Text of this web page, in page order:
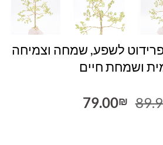
לשפע, שמחה וצמיחה
ושמחת חיים
המחיר
79.00₪
המחיר